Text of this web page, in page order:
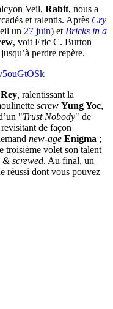
Veil, Rabit, nous a
et ralentis. Après Cry
un 27 juin) et Bricks in a
, voit Eric C. Burton
perdre repère.
, ralentissant la
screw Yung Yoc,
"Trust Nobody" de
de façon
new-age Enigma ;
troisième volet son talent
& screwed. Au final, un
réussi dont vous pouvez